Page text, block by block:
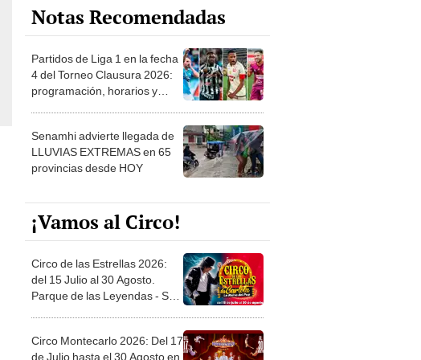
Notas Recomendadas
Partidos de Liga 1 en la fecha
4 del Torneo Clausura 2026:
programación, horarios y
Senamhi advierte llegada de
LLUVIAS EXTREMAS en 65
provincias desde HOY
¡Vamos al Circo!
Circo de las Estrellas 2026:
del 15 Julio al 30 Agosto.
Parque de las Leyendas - San
Circo Montecarlo 2026: Del 17
de Julio hasta el 30 Agosto en